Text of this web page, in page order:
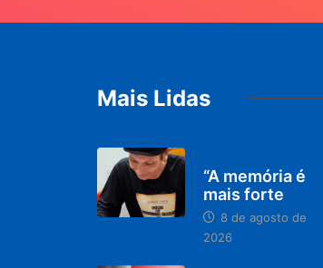
Mais Lidas
“A memória é
mais forte
8 de agosto de
2026